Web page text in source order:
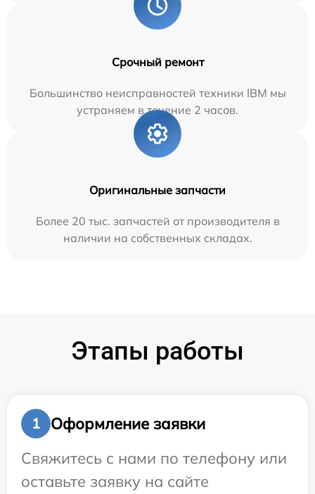
Срочный ремонт
Большинство неисправностей техники IBM мы
устраняем в течение 2 часов.
Оригинальные запчасти
Более 20 тыс. запчастей от производителя в
наличии на собственных складах.
Этапы работы
1
Оформление заявки
Свяжитесь с нами по телефону или
оставьте заявку на сайте